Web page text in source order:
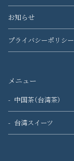
お知らせ
プライバシーポリシー
メニュー
中国茶（台湾茶）
台湾スイーツ